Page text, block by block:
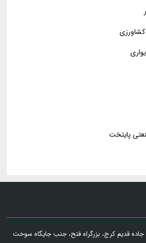
پایتخت
نشانی : تهران، کیلومتر ۱۱ جاده قدیم کرج، بزرگراه فتح، جنب جایگاه سوخت